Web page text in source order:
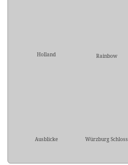
Holland
Rainbow
Ausblicke Würzburg Schloss